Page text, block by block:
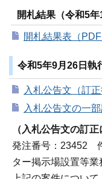
開札結果（令和5年
開札結果表（PDF
令和5年9月26日執
入札公告文（訂
入札公告文の一
（入札公告文の訂正
発注番号：23452
ター掲示場設置等業